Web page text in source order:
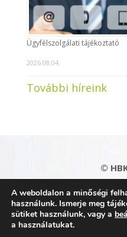
Ügyfélszolgálati tájékoztató
2026.08.04.
További híreink
©
Adatkezelési
Kapcsolat
A weboldalon a minőségi
használunk. Ismerje meg
sütiket használunk, vagy a
a használatukat.